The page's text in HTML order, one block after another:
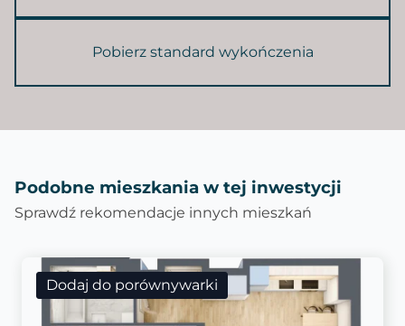
Pobierz standard wykończenia
Podobne mieszkania w tej inwestycji
Sprawdź rekomendacje innych mieszkań
Dodaj do porównywarki